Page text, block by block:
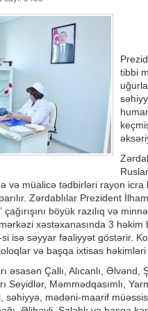
tibbi
və müalicə tədbirləri rayon
Zərdablılar Prezident
böyük razılıq və
xəstəxanasında 3 həkim
isə səyyar fəaliyyət göstərir.
və başqa ixtisas həkimləri
əsasən Çallı, Alıcanlı,
Seyidlər, Məmmədqasımlı,
səhiyyə, mədəni-maarif